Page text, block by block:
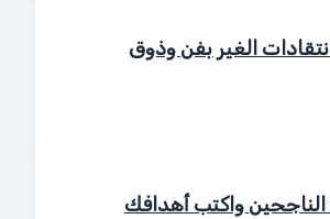
الغير بفن وذوق
واكتب أهدافك